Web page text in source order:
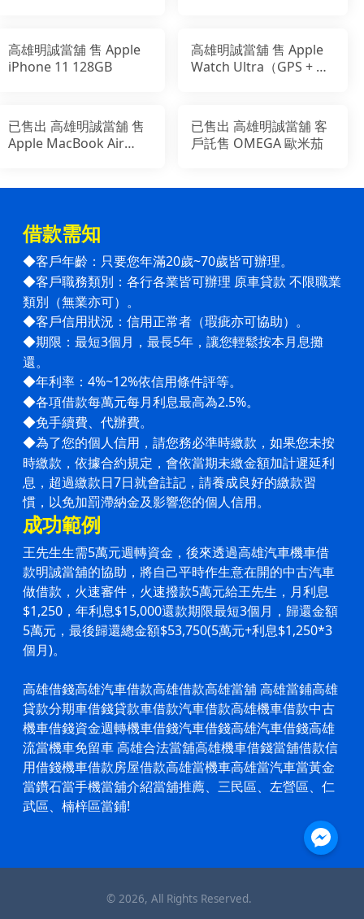
高雄明誠當舖 售 Apple
iPhone 11 128GB
高雄明誠當舖 售 Apple
Watch Ultra（GPS + 行
已售出 高雄明誠當舖 售
Apple MacBook Air
已售出 高雄明誠當舖 客
戶託售 OMEGA 歐米茄
借款需知
◆客戶年齡：只要您年滿20歲~70歲皆可辦理。
◆客戶職務類別：各行各業皆可辦理 原車貸款 不限職業
類別（無業亦可）。
◆客戶信用狀況：信用正常者（瑕疵亦可協助）。
◆期限：最短3個月，最長5年，讓您輕鬆按本月息攤
還。
◆年利率：4%~12%依信用條件評等。
◆各項借款每萬元每月利息最高為2.5%。
◆免手續費、代辦費。
◆為了您的個人信用，請您務必準時繳款，如果您未按
時繳款，依據合約規定，會依當期未繳金額加計遲延利
息，超過繳款日7日就會註記，請養成良好的繳款習
慣，以免加罰滯納金及影響您的個人信用。
成功範例
王先生生需5萬元週轉資金，後來透過高雄汽車機車借
款明誠當舖的協助，將自己平時作生意在開的中古汽車
做借款，火速審件，火速撥款5萬元給王先生，月利息
$1,250，年利息$15,000還款期限最短3個月，歸還金額
5萬元，最後歸還總金額$53,750(5萬元+利息$1,250*3
個月)。
高雄借錢高雄汽車借款高雄借款高雄當舖高雄當鋪高雄
貸款分期車借錢貸款車借款汽車借款高雄機車借款中古
機車借錢資金週轉機車借錢汽車借錢高雄汽車借錢高雄
流當機車免留車 高雄合法當舖高雄機車借錢當舖借款信
用借錢機車借款房屋借款高雄當機車高雄當汽車當黃金
當鑽石當手機當舖介紹當舖推薦、三民區、左營區、仁
武區、楠梓區當鋪!
© 2026, All Rights Reserved.